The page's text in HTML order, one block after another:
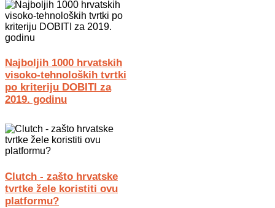
Najboljih 1000 hrvatskih
visoko-tehnoloških tvrtki
po kriteriju DOBITI za
2019. godinu
Clutch - zašto hrvatske
tvrtke žele koristiti ovu
platformu?